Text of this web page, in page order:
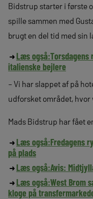
Bidstrup starter i første
spille sammen med
brugt en del tid med sin
Læs også:Torsdagens
italienske bejlere
– Vi har slappet af på
udforsket området,
Mads Bidstrup har fået
Læs også:Fredagens
på plads
Læs også:Avis:
Læs også:West Brom
kloge på